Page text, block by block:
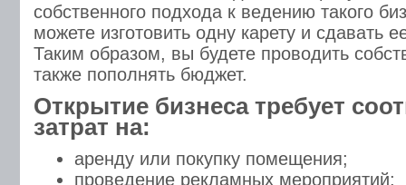
собственного подхода к ведению такого
можете изготовить одну карету и сдавать
Таким образом, вы будете проводить
также пополнять бюджет.
Открытие бизнеса требует
затрат на:
аренду или покупку помещения;
проведение рекламных мероприятий;